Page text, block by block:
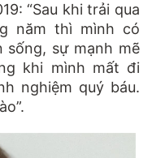
“Sau khi trải qua
năm thì mình có
sống, sự mạnh mẽ
khi mình mất đi
nghiệm quý báu.